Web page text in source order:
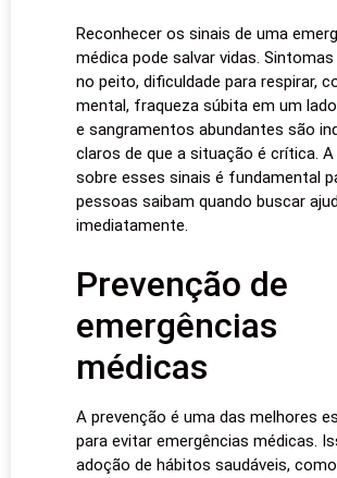
Reconhecer os sinais de uma
médica pode salvar vidas.
no peito, dificuldade para respirar,
mental, fraqueza súbita em um
e sangramentos abundantes são
claros de que a situação é crítica.
sobre esses sinais é fundamental
pessoas saibam quando buscar
imediatamente.
Prevenção de
emergências
médicas
A prevenção é uma das melhores
para evitar emergências médicas.
adoção de hábitos saudáveis, como